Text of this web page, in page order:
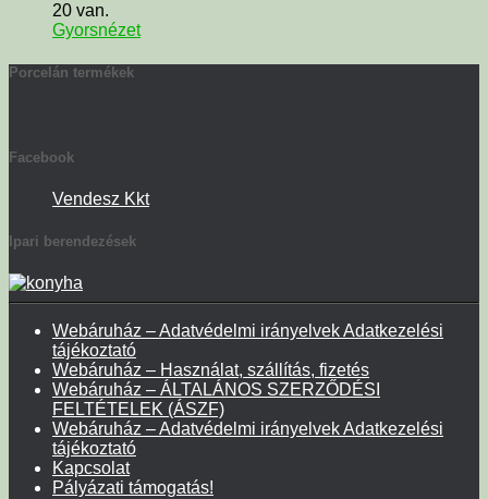
20 van.
Gyorsnézet
Porcelán termékek
Facebook
Vendesz Kkt
Ipari berendezések
Webáruház – Adatvédelmi irányelvek Adatkezelési
tájékoztató
Webáruház – Használat, szállítás, fizetés
Webáruház – ÁLTALÁNOS SZERZŐDÉSI
FELTÉTELEK (ÁSZF)
Webáruház – Adatvédelmi irányelvek Adatkezelési
tájékoztató
Kapcsolat
Pályázati támogatás!